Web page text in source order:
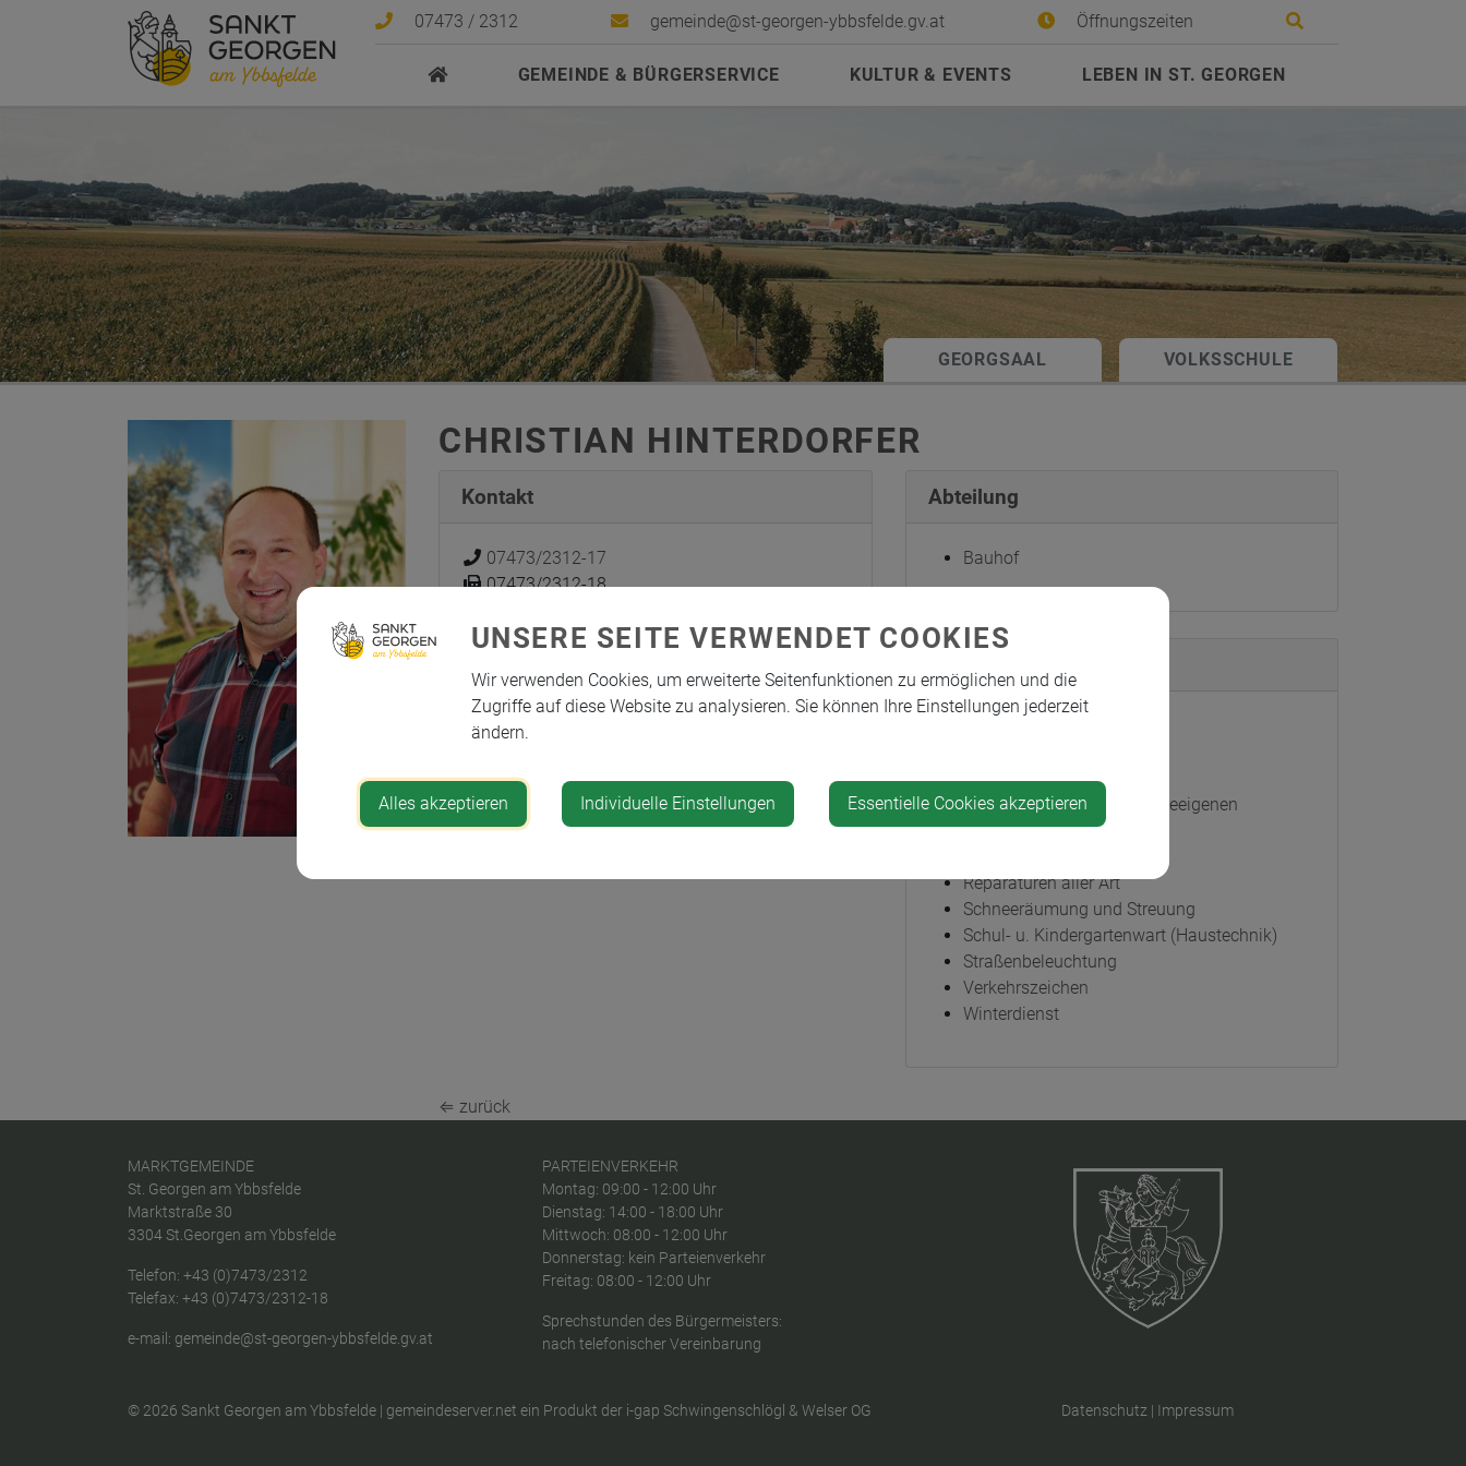
Sprungmarken
Springe direkt zu: 07473 / 2312 gemeinde@st-georgen-ybbsfelde.gv.at Öffnungszeiten
GEMEINDE & BÜRGERSERVICE KULTUR & EVENTS LEBEN IN ST. GEORGEN
GEORGSAAL VOLKSSCHULE
CHRISTIAN HINTERDORFER
Kontakt
07473/2312-17
07473/2312-18
christian.hinterdorfer@st-georgen-
Marktstraße 30
Abteilung
Bauhof
Grünanlagen
Instandhaltung d. gemeindeeigenen
Bauwerke u. Einrichtungen
Reparaturen aller Art
Schneeräumung und Streuung
Schul- u. Kindergartenwart (Haustechnik)
Straßenbeleuchtung
Verkehrszeichen
Winterdienst
⇐ zurück
MARKTGEMEINDE
St. Georgen am Ybbsfelde
Marktstraße 30
3304 St.Georgen am Ybbsfelde
Telefon: +43 (0)7473/2312
Telefax: +43 (0)7473/2312-18
e-mail: gemeinde@st-georgen-ybbsfelde.gv.at
PARTEIENVERKEHR
Montag: 09:00 - 12:00 Uhr
Dienstag: 14:00 - 18:00 Uhr
Mittwoch: 08:00 - 12:00 Uhr
Donnerstag: kein Parteienverkehr
Freitag: 08:00 - 12:00 Uhr
Sprechstunden des Bürgermeisters:
nach telefonischer Vereinbarung
© 2026 Sankt Georgen am Ybbsfelde | gemeindeserver.net ein Produkt der i-gap Schwingenschlögl & Welser OG Datenschutz | Impressum
UNSERE SEITE VERWENDET COOKIES
Wir verwenden Cookies, um erweiterte Seitenfunktionen zu ermöglichen und die
Zugriffe auf diese Website zu analysieren. Sie können Ihre Einstellungen jederzeit
ändern.
Alles akzeptieren Individuelle Einstellungen Essentielle Cookies akzeptieren